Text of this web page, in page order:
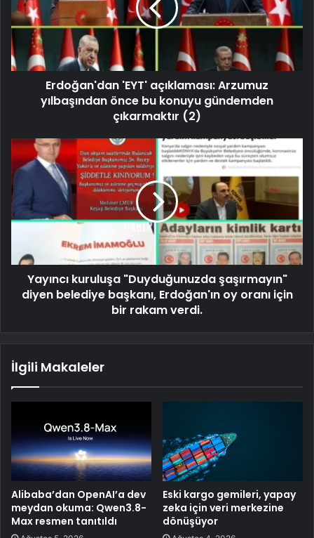
Erdoğan'dan 'EYT' açıklaması: Arzumuz
yılbaşından önce bu konuyu gündemden
çıkarmaktır (2)
Yayıncı kuruluşa "Duyduğunuzda şaşırmayın"
diyen belediye başkanı, Erdoğan'ın oy oranı için
bir rakam verdi.
İlgili Makaleler
Alibaba’dan OpenAI’a dev
meydan okuma: Qwen3.8-
Max resmen tanıtıldı
Eski kargo gemileri, yapay
zeka için veri merkezine
dönüşüyor